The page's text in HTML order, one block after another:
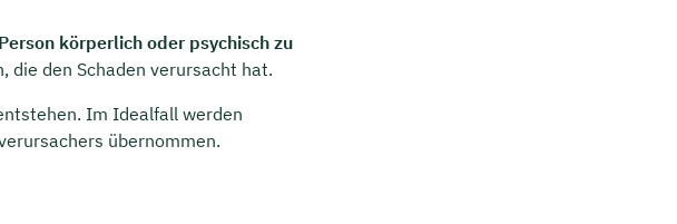
Person körperlich oder psychisch zu
die den Schaden verursacht hat.
Im Idealfall werden
übernommen.